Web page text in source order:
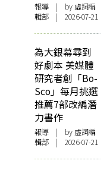
報導 | by 虛詞編
輯部 | 2026-07-21
為大銀幕尋到
好劇本 美媒體
研究者創「Bo-
Sco」每月挑選
推薦7部改編潛
力書作
報導 | by 虛詞編
輯部 | 2026-07-21